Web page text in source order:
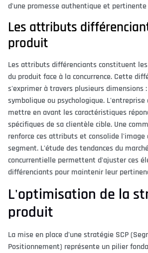
d'une promesse authentique et pertinente
Les attributs
produit
Les attributs différenciants constituent
du produit face à la concurrence. Cette
s'exprimer à travers plusieurs dimensions
symbolique ou psychologique.
mettre en avant les caractéristiques
spécifiques de sa clientèle cible. Une
renforce ces attributs et consolide l'image
segment. L'étude des tendances du
concurrentielle permettent d'ajuster ces
différenciants pour maintenir leur
L'optimisation de la
produit
La mise en place d'une stratégie SCP
Positionnement) représente un pilier